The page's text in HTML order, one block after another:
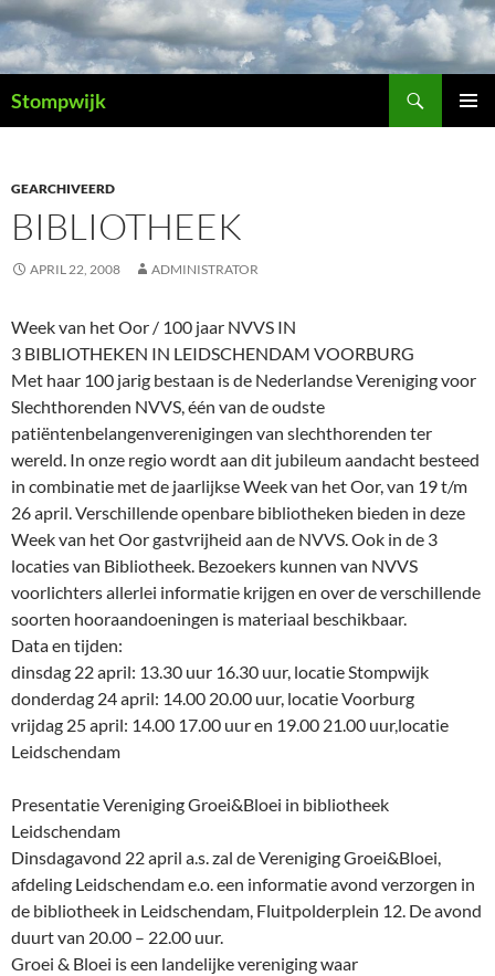
Ga
naar
de
inhoud
Stompwijk
GEARCHIVEERD
BIBLIOTHEEK
APRIL 22, 2008 ADMINISTRATOR
Week van het Oor / 100 jaar NVVS IN
3 BIBLIOTHEKEN IN LEIDSCHENDAM VOORBURG
Met haar 100 jarig bestaan is de Nederlandse Vereniging voor
Slechthorenden NVVS, één van de oudste
patiëntenbelangenverenigingen van slechthorenden ter
wereld. In onze regio wordt aan dit jubileum aandacht besteed
in combinatie met de jaarlijkse Week van het Oor, van 19 t/m
26 april. Verschillende openbare bibliotheken bieden in deze
Week van het Oor gastvrijheid aan de NVVS. Ook in de 3
locaties van Bibliotheek. Bezoekers kunnen van NVVS
voorlichters allerlei informatie krijgen en over de verschillende
soorten hooraandoeningen is materiaal beschikbaar.
Data en tijden:
dinsdag 22 april: 13.30 uur 16.30 uur, locatie Stompwijk
donderdag 24 april: 14.00 20.00 uur, locatie Voorburg
vrijdag 25 april: 14.00 17.00 uur en 19.00 21.00 uur,locatie
Leidschendam
Presentatie Vereniging Groei&Bloei in bibliotheek
Leidschendam
Dinsdagavond 22 april a.s. zal de Vereniging Groei&Bloei,
afdeling Leidschendam e.o. een informatie avond verzorgen in
de bibliotheek in Leidschendam, Fluitpolderplein 12. De avond
duurt van 20.00 – 22.00 uur.
Groei & Bloei is een landelijke vereniging waar